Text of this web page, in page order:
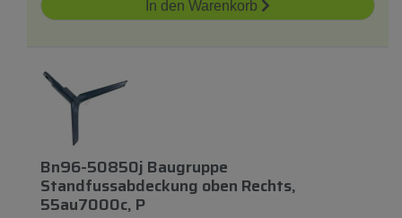
In den Warenkorb
Bn96-50850j Baugruppe
Standfussabdeckung oben Rechts,
55au7000c, P